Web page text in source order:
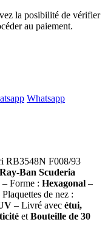
la posibilité de vérifier
au paiement.
Whatsapp
RB3548N F008/93
Ray-Ban Scuderia
– Forme : Hexagonal –
Plaquettes de nez :
– Livré avec étui,
et Bouteille de 30